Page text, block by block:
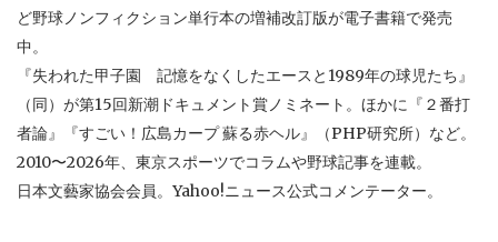
ど野球ノンフィクション単行本の増補改訂版が電子書籍で発売
中。
『失われた甲子園 記憶をなくしたエースと1989年の球児たち』
（同）が第15回新潮ドキュメント賞ノミネート。ほかに『２番打
者論』『すごい！広島カープ 蘇る赤ヘル』（PHP研究所）など。
2010〜2026年、東京スポーツでコラムや野球記事を連載。
日本文藝家協会会員。Yahoo!ニュース公式コメンテーター。